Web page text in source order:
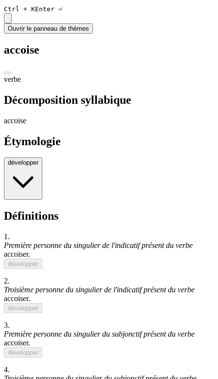
Ctrl + KEnter ⏎
Ouvrir le panneau de thèmes
accoise
verbe
Décomposition syllabique
accoise
Étymologie
développer
Définitions
1.
Première personne du singulier de l'indicatif présent du verbe
accoiser.
développer
2.
Troisième personne du singulier de l'indicatif présent du verbe
accoiser.
développer
3.
Première personne du singulier du subjonctif présent du verbe
accoiser.
développer
4.